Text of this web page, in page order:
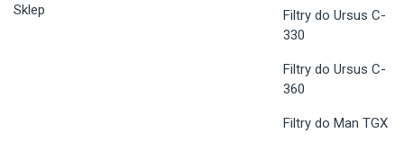
Sklep
Filtry do Ursus C-
330
Filtry do Ursus C-
360
Filtry do Man TGX